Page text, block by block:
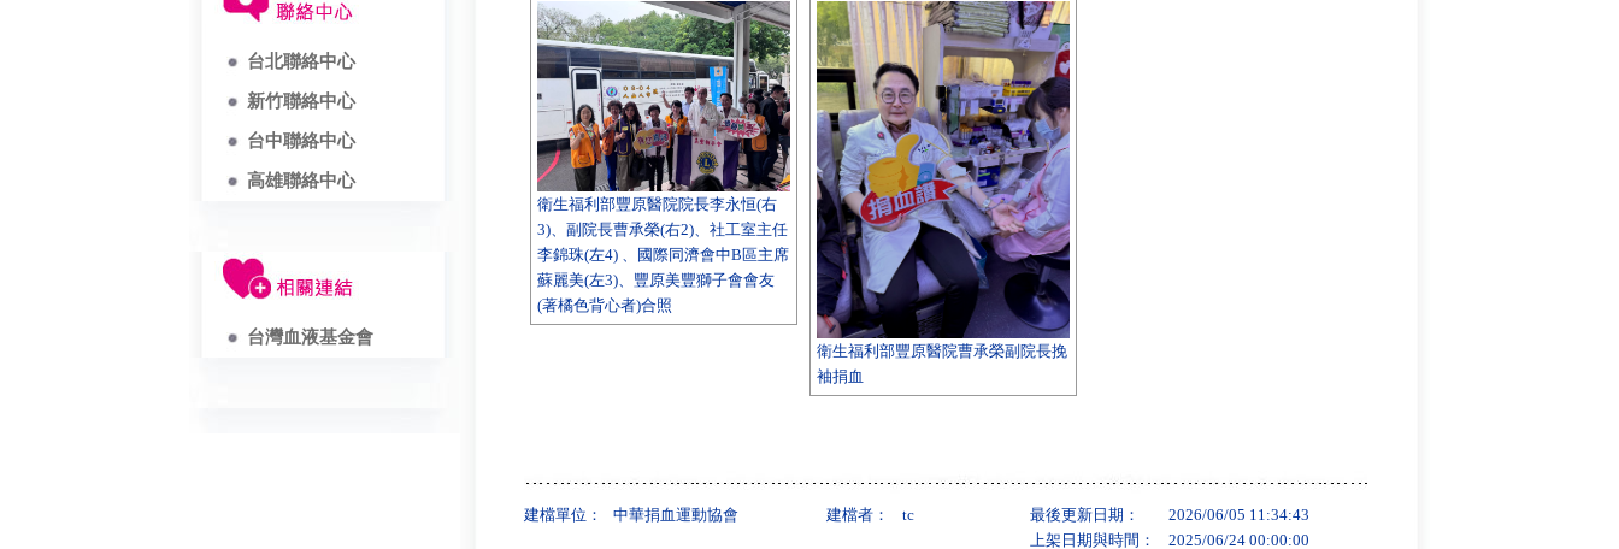
台北聯絡中心
新竹聯絡中心
台中聯絡中心
高雄聯絡中心
台灣血液基金會
衛生福利部豐原醫院院長李永恒(右
3)、副院長曹承榮(右2)、社工室主任
李錦珠(左4) 、國際同濟會中B區主席
蘇麗美(左3)、豐原美豐獅子會會友
(著橘色背心者)合照
衛生福利部豐原醫院曹承榮副院長挽
袖捐血
建檔單位： 中華捐血運動協會 建檔者： tc 最後更新日期：
2026/06/05 11:34:43
上架日期與時間：
2025/06/24 00:00:00